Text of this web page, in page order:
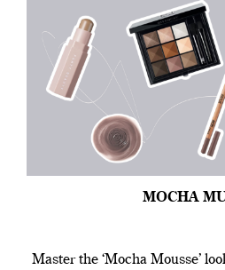
MOCHA
Master the ‘Mocha Mousse’